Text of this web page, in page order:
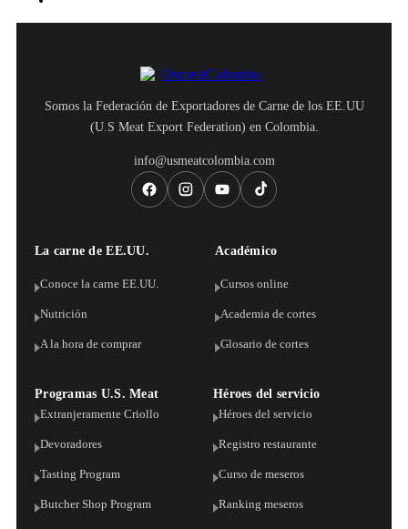
La carne de EE.UU.
Conoce la carne EE.UU.
Nutrición
A la hora de comprar
Académico
Cursos online
Academia de cortes
Glosario de cortes
Programas U.S. Meat
Extranjeramente Criollo
Devoradores
Tasting Program
Butcher Shop Program
Héroes del servicio
Héroes del servicio
Registro restaurante
Curso de meseros
Ranking meseros
Somos la Federación de Exportadores de Carne de los EE.UU
(U.S Meat Export Federation) en Colombia.
info@usmeatcolombia.com